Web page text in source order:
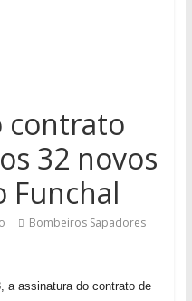
contrato
32 novos
Funchal
Bombeiros Sapadores
aassinatura do contrato de